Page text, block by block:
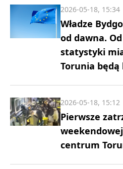
Władze
od dawna.
statystyki
Torunia będą
2026-05-18, 15:34
Pierwsze
centrum
2026-05-18, 15:12